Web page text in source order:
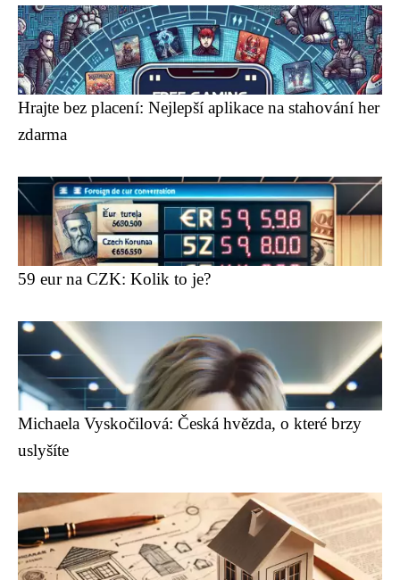
Hrajte bez placení: Nejlepší aplikace na stahování her
zdarma
59 eur na CZK: Kolik to je?
Michaela Vyskočilová: Česká hvězda, o které brzy
uslyšíte